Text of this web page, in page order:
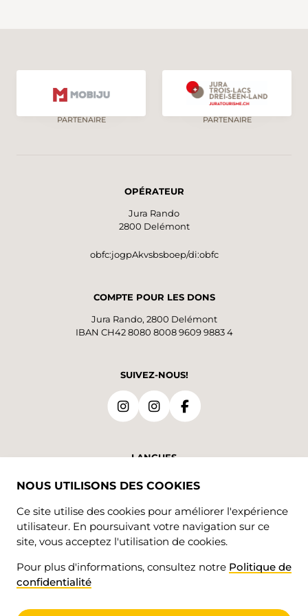
PARTENAIRE PARTENAIRE
OPÉRATEUR
Jura Rando
2800 Delémont
obfc:jogpAkvsbsboep/di:obfc
COMPTE POUR LES DONS
Jura Rando, 2800 Delémont
IBAN CH42 8080 8008 9609 9883 4
SUIVEZ-NOUS!
LANGUES
DE FR
© 2026 • Jura Rando
NOUS UTILISONS DES COOKIES
Ce site utilise des cookies pour améliorer l'expérience
utilisateur. En poursuivant votre navigation sur ce
site, vous acceptez l'utilisation de cookies.
Pour plus d'informations, consultez notre Politique de
confidentialité